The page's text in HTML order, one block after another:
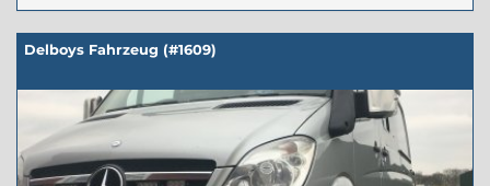
Delboys Fahrzeug (#1609)